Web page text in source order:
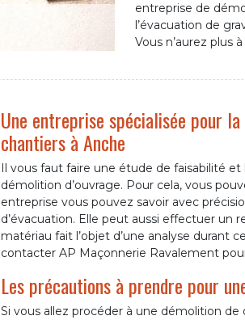
entreprise de
l’évacuation de
Vous n’aurez plus
Une entreprise spécialisée pour
chantiers à Anche
Il vous faut faire une étude de faisabilité
démolition d’ouvrage. Pour cela, vous
entreprise vous pouvez savoir avec
d’évacuation. Elle peut aussi effectuer un
matériau fait l’objet d’une analyse durant
contacter AP Maçonnerie Ravalement
Les précautions à prendre pour
Si vous allez procéder à une démolition de